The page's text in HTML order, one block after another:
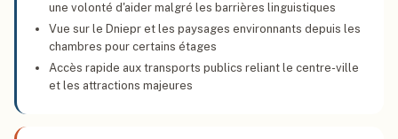
une volonté d'aider malgré les barrières linguistiques
Vue sur le Dniepr et les paysages environnants depuis les
chambres pour certains étages
Accès rapide aux transports publics reliant le centre-ville
et les attractions majeures